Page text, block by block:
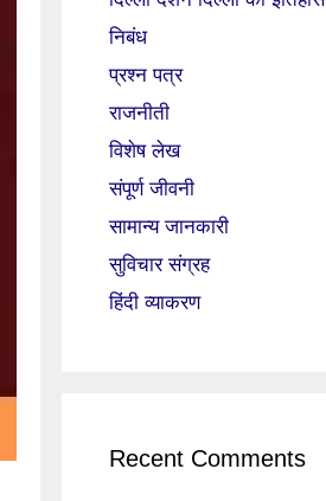
निबंध
प्रश्न पत्र
राजनीती
विशेष लेख
संपूर्ण जीवनी
सामान्य जानकारी
सुविचार संग्रह
हिंदी व्याकरण
Recent Comments